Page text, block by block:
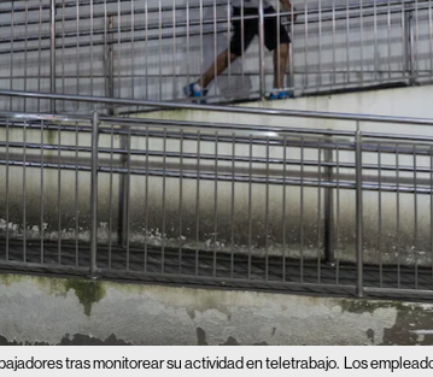
tras monitorear su actividad en teletrabajo. Los